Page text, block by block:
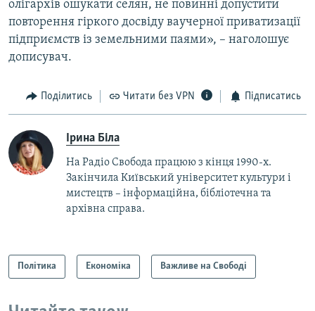
олігархів ошукати селян, не повинні допустити
повторення гіркого досвіду ваучерної приватизації
підприємств із земельними паями», – наголошує
дописувач.
Поділитись Читати без VPN Підписатись
Ірина Біла
На Радіо Свобода працюю з кінця 1990-х.
Закінчила Київський університет культури і
мистецтв – інформаційна, бібліотечна та
архівна справа.
Політика Економіка Важливе на Свободі